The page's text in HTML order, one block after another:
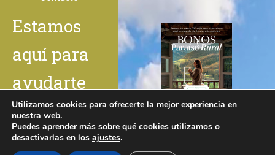
Estamos
aquí para
ayudarte
Nombre
Utilizamos cookies para ofrecerte la mejor experiencia en
nuestra web.
Puedes aprender más sobre qué cookies utilizamos o
desactivarlas en los ajustes.